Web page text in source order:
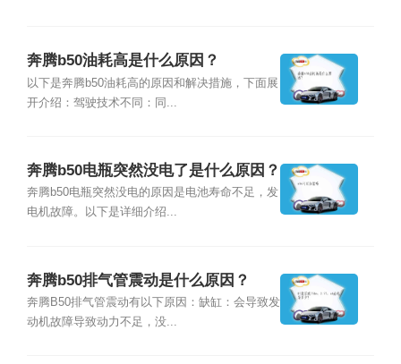
奔腾b50油耗高是什么原因？
以下是奔腾b50油耗高的原因和解决措施，下面展
开介绍：驾驶技术不同：同...
奔腾b50电瓶突然没电了是什么原因？
奔腾b50电瓶突然没电的原因是电池寿命不足，发
电机故障。以下是详细介绍...
奔腾b50排气管震动是什么原因？
奔腾B50排气管震动有以下原因：缺缸：会导致发
动机故障导致动力不足，没...